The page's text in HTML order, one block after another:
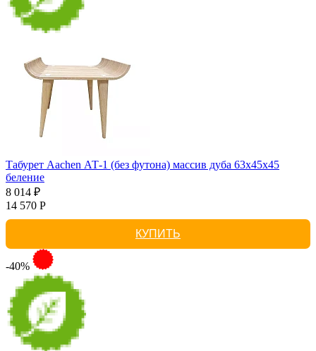
Табурет Aachen АТ-1 (без футона) массив дуба 63х45х45
беление
8 014 ₽
14 570 Р
КУПИТЬ
-40%